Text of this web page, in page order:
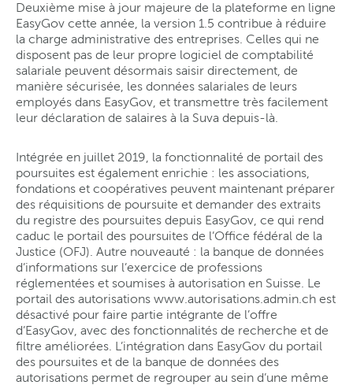
Deuxième mise à jour majeure de la plateforme en ligne
EasyGov cette année, la version 1.5 contribue à réduire
la charge administrative des entreprises. Celles qui ne
disposent pas de leur propre logiciel de comptabilité
salariale peuvent désormais saisir directement, de
manière sécurisée, les données salariales de leurs
employés dans EasyGov, et transmettre très facilement
leur déclaration de salaires à la Suva depuis-là.
Intégrée en juillet 2019, la fonctionnalité de portail des
poursuites est également enrichie : les associations,
fondations et coopératives peuvent maintenant préparer
des réquisitions de poursuite et demander des extraits
du registre des poursuites depuis EasyGov, ce qui rend
caduc le portail des poursuites de l’Office fédéral de la
Justice (OFJ). Autre nouveauté : la banque de données
d’informations sur l’exercice de professions
réglementées et soumises à autorisation en Suisse. Le
portail des autorisations www.autorisations.admin.ch est
désactivé pour faire partie intégrante de l’offre
d’EasyGov, avec des fonctionnalités de recherche et de
filtre améliorées. L’intégration dans EasyGov du portail
des poursuites et de la banque de données des
autorisations permet de regrouper au sein d’une même